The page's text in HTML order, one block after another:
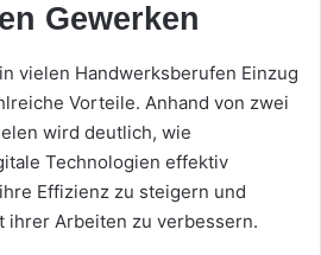
Gewerken
vielen Handwerksberufen Einzug
Vorteile. Anhand von zwei
wird deutlich, wie
Technologien effektiv
Effizienz zu steigern und
ihrer Arbeiten zu verbessern.